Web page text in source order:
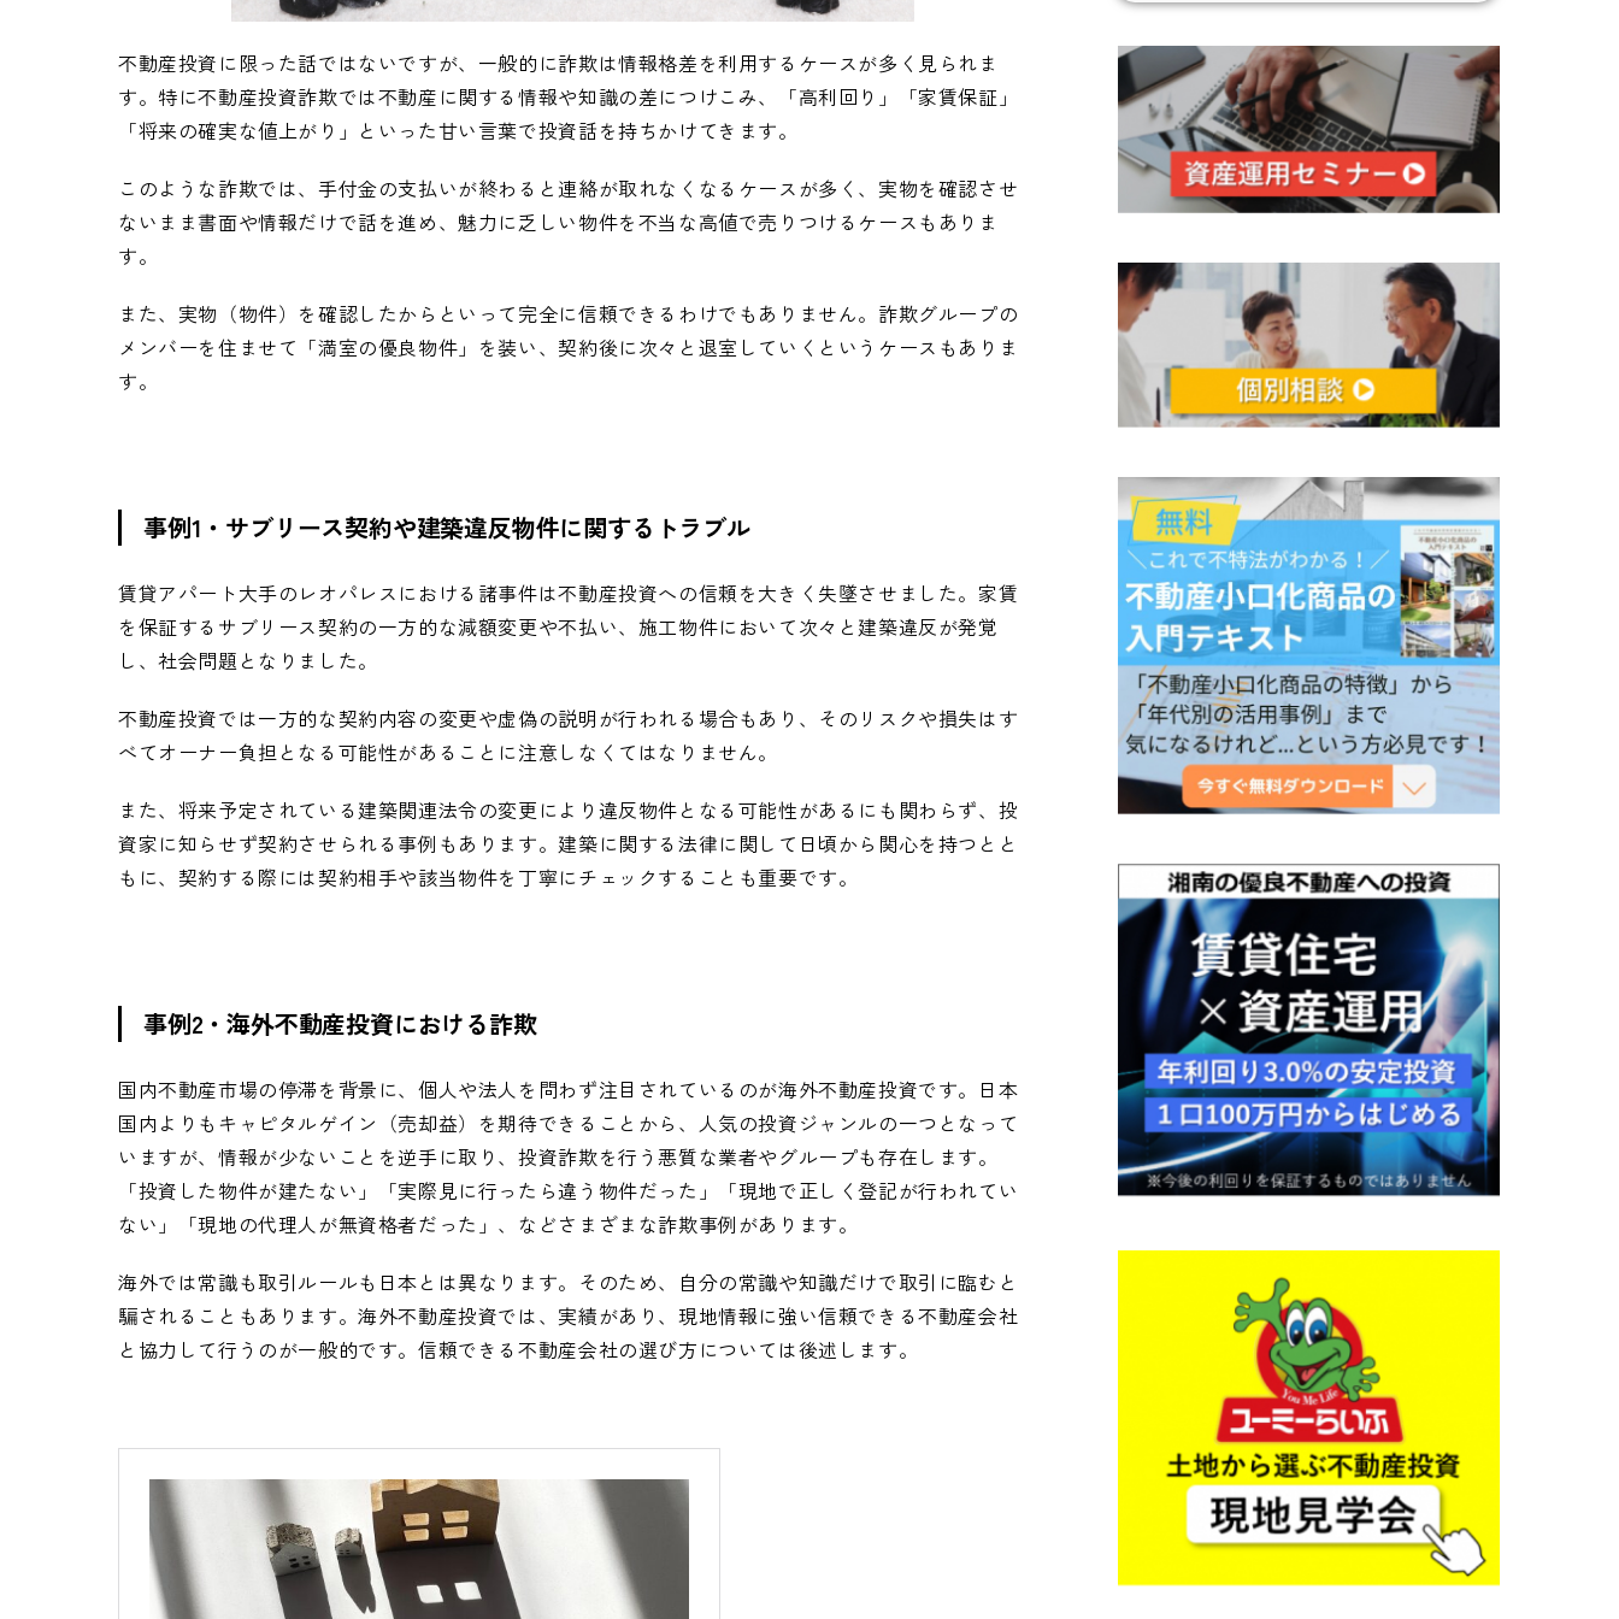
不動産投資に限った話ではないですが、一般的に詐欺は情報格差を利用するケースが多く見られま
す。特に不動産投資詐欺では不動産に関する情報や知識の差につけこみ、「高利回り」「家賃保証」
「将来の確実な値上がり」といった甘い言葉で投資話を持ちかけてきます。
このような詐欺では、手付金の支払いが終わると連絡が取れなくなるケースが多く、実物を確認させ
ないまま書面や情報だけで話を進め、魅力に乏しい物件を不当な高値で売りつけるケースもありま
す。
また、実物（物件）を確認したからといって完全に信頼できるわけでもありません。詐欺グループの
メンバーを住ませて「満室の優良物件」を装い、契約後に次々と退室していくというケースもありま
す。
事例1・サブリース契約や建築違反物件に関するトラブル
賃貸アパート大手のレオパレスにおける諸事件は不動産投資への信頼を大きく失墜させました。家賃
を保証するサブリース契約の一方的な減額変更や不払い、施工物件において次々と建築違反が発覚
し、社会問題となりました。
不動産投資では一方的な契約内容の変更や虚偽の説明が行われる場合もあり、そのリスクや損失はす
べてオーナー負担となる可能性があることに注意しなくてはなりません。
また、将来予定されている建築関連法令の変更により違反物件となる可能性があるにも関わらず、投
資家に知らせず契約させられる事例もあります。建築に関する法律に関して日頃から関心を持つとと
もに、契約する際には契約相手や該当物件を丁寧にチェックすることも重要です。
事例2・海外不動産投資における詐欺
国内不動産市場の停滞を背景に、個人や法人を問わず注目されているのが海外不動産投資です。日本
国内よりもキャピタルゲイン（売却益）を期待できることから、人気の投資ジャンルの一つとなって
いますが、情報が少ないことを逆手に取り、投資詐欺を行う悪質な業者やグループも存在します。
「投資した物件が建たない」「実際見に行ったら違う物件だった」「現地で正しく登記が行われてい
ない」「現地の代理人が無資格者だった」、などさまざまな詐欺事例があります。
海外では常識も取引ルールも日本とは異なります。そのため、自分の常識や知識だけで取引に臨むと
騙されることもあります。海外不動産投資では、実績があり、現地情報に強い信頼できる不動産会社
と協力して行うのが一般的です。信頼できる不動産会社の選び方については後述します。